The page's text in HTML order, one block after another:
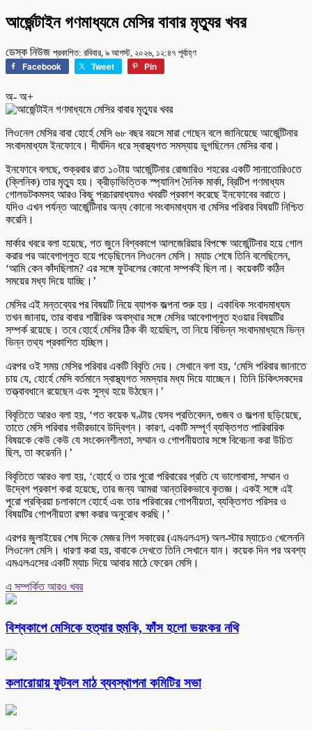
আর্জেন্টাইন গণমাধ্যমে মেসির বাবার মৃত্যুর খবর
ডেস্ক নিউজ প্রকাশিত: রবিবার, ৯ আগস্ট, ২০২৬, ১২:৪৭ পূর্বাহ্ণ
Facebook Tweet Pin
অ- অ+
লিওনেল মেসির বাবা হোর্হে মেসি ৬৮ বছর বয়সে মারা গেছেন বলে জানিয়েছে আর্জেন্টিনার
সংবাদমাধ্যম ইনফোবে। দীর্ঘদিন ধরে স্বাস্থ্যগত সমস্যায় ভুগছিলেন মেসির বাবা।
ইনফোবে বলছে, শুক্রবার রাত ১০টায় আর্জেন্টিনার রোজারিও শহরের একটি সানাতোরিওতে
(ক্লিনিক) তার মৃত্যু হয়। ক্রীড়াভিত্তিক স্প্যানিশ দৈনিক মার্কা, ব্রিটিশ গণমাধ্যম
গোলডটকমসহ আরও কিছু প্রচারমাধ্যমও খবরটি প্রকাশ করেছে ইনফোবের বরাতে।
যদিও এখন পর্যন্ত আর্জেন্টিনার অন্য কোনো সংবাদমাধ্যম বা মেসির পরিবার বিষয়টি নিশ্চিত
করেনি।
মার্কার খবরে বলা হয়েছে, গত জুনে বিশ্বকাপে আলজেরিয়ার বিপক্ষে আর্জেন্টিনার হয়ে গোল
করার পর আবেগাপ্লুত হয়ে পড়েছিলেন লিওনেল মেসি। ম্যাচ শেষে তিনি বলেছিলেন,
‘আমি কেন কাঁদছিলাম? এর সঙ্গে ফুটবলের কোনো সম্পর্কই ছিল না। কয়েকটি কঠিন
সময়ের মধ্য দিয়ে যাচ্ছি।’
মেসির এই মন্তব্যের পর বিষয়টি নিয়ে ব্যাপক জল্পনা শুরু হয়। একাধিক সংবাদমাধ্যম
তখন জানায়, তার বাবার শারীরিক অবস্থার সঙ্গে মেসির আবেগাপ্লুত হওয়ার বিষয়টির
সম্পর্ক রয়েছে। তবে হোর্হে মেসির ঠিক কী হয়েছিল, তা নিয়ে বিভিন্ন সংবাদমাধ্যমে ভিন্ন
ভিন্ন তথ্য প্রকাশিত হচ্ছিল।
এরপর ওই সময় মেসির পরিবার একটি বিবৃতি দেয়। সেখানে বলা হয়, ‘মেসি পরিবার জানাতে
চায় যে, হোর্হে মেসি বর্তমানে স্বাস্থ্যগত সমস্যার মধ্য দিয়ে যাচ্ছেন। তিনি চিকিৎসকদের
তত্ত্বাবধানে রয়েছেন এবং সুস্থ হয়ে উঠছেন।’
বিবৃতিতে আরও বলা হয়, ‘গত কয়েক ঘণ্টায় যেসব প্রতিবেদন, গুজব ও জল্পনা ছড়িয়েছে,
তাতে মেসি পরিবার গভীরভাবে উদ্বিগ্ন। কারণ, একটি সম্পূর্ণ ব্যক্তিগত পারিবারিক
বিষয়কে কেউ কেউ যে সংবেদনশীলতা, সম্মান ও গোপনীয়তার সঙ্গে বিবেচনা করা উচিত
ছিল, তা করেননি।’
বিবৃতিতে আরও বলা হয়, ‘হোর্হে ও তার পুরো পরিবারের প্রতি যে ভালোবাসা, সম্মান ও
উদ্বেগ প্রকাশ করা হয়েছে, তার জন্য আমরা আন্তরিকভাবে কৃতজ্ঞ। একই সঙ্গে এই
পুরো প্রক্রিয়া চলাকালে হোর্হে এবং তার পরিবারের গোপনীয়তা, ব্যক্তিগত পরিসর ও
বিষয়টির গোপনীয়তা রক্ষা করার অনুরোধ করছি।’
এরপর জুলাইয়ের শেষ দিকে মেজর লিগ সকারের (এমএলএস) অল-স্টার ম্যাচেও খেলেননি
লিওনেল মেসি। ধারণা করা হয়, বাবাকে দেখতে তিনি সেখানে যান। কয়েক দিন পর অবশ্য
এমএলএসের একটি ম্যাচ দিয়ে আবার মাঠে ফেরেন মেসি।
এ সম্পর্কিত আরও খবর
বিশ্বকাপে মেসিকে হত্যার হুমকি, ফাঁস হলো ভয়ংকর নথি
কলারোয়ায় ফুটবল মাঠ ব্যবস্থাপনা কমিটির সভা